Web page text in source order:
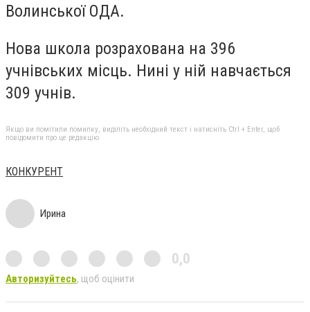
Волинської ОДА.
Нова школа розрахована на 396
учнівських місць. Нині у ній навчається
309 учнів.
Якщо ви помітили помилку, виділіть необхідний текст і натисніть Ctrl + Enter, щоб
повідомити про це редакцію
КОНКУРЕНТ
Ирина
0,0
Авторизуйтесь, щоб оцінити